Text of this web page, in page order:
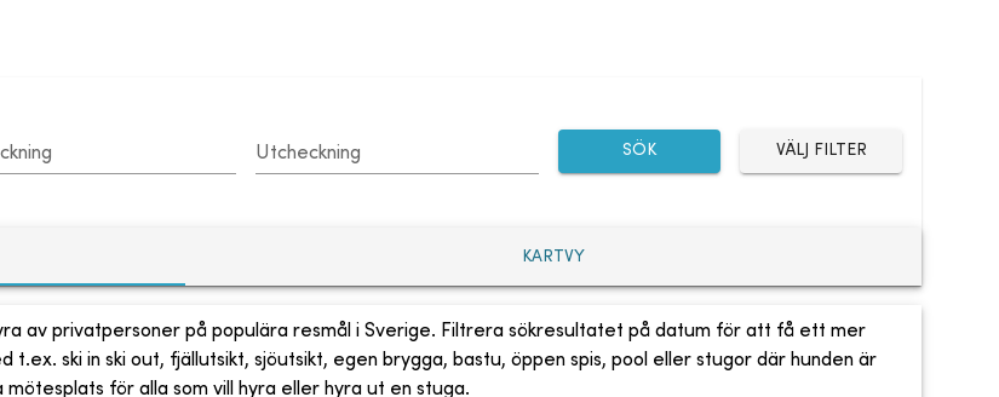
Utcheckning SÖK VÄLJ FILTER
KARTVY
av privatpersoner på populära resmål i Sverige. Filtrera sökresultatet på datum för att få ett mer
ski in ski out, fjällutsikt, sjöutsikt, egen brygga, bastu, öppen spis, pool eller stugor där hunden är
för alla som vill hyra eller hyra ut en stuga.